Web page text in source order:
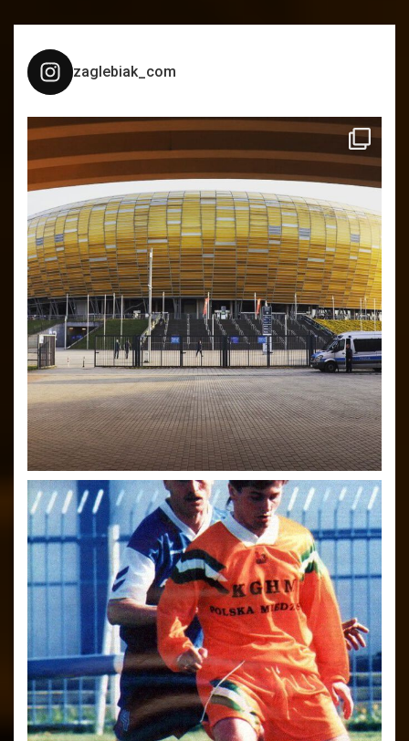
zaglebiak_com